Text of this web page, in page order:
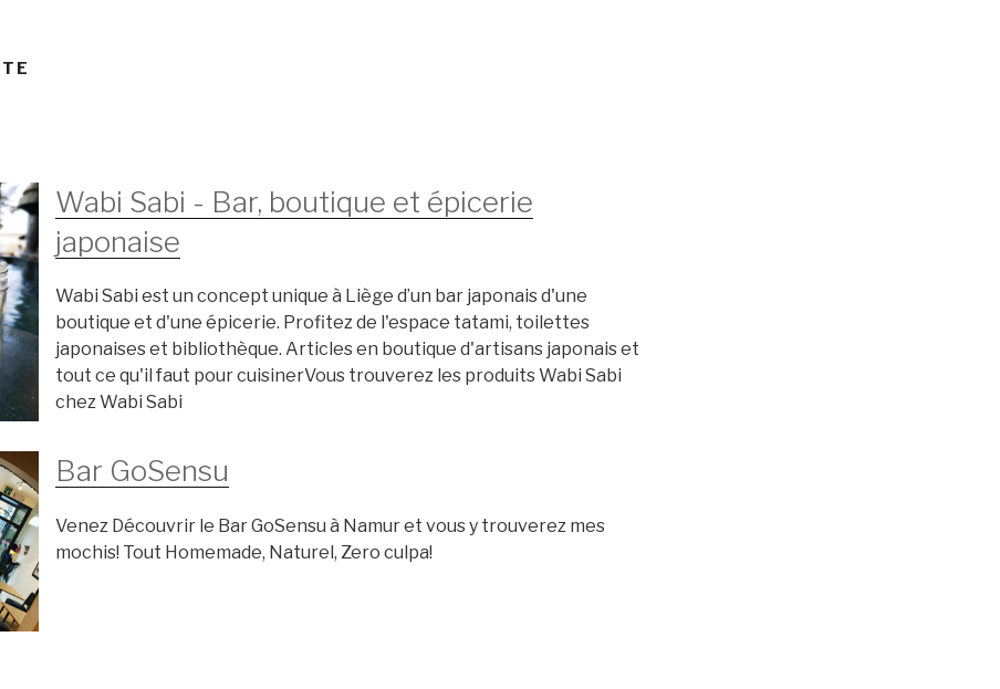
Wabi Sabi - Bar, boutique et épicerie
japonaise
Wabi Sabi est un concept unique à Liège d’un bar japonais d'une
boutique et d'une épicerie. Profitez de l'espace tatami, toilettes
japonaises et bibliothèque. Articles en boutique d'artisans japonais et
tout ce qu'il faut pour cuisiner ​ Vous trouverez les produits Wabi Sabi
chez Wabi Sabi
Bar GoSensu
Venez Découvrir le Bar GoSensu à Namur et vous y trouverez mes
mochis! Tout Homemade, Naturel, Zero culpa!